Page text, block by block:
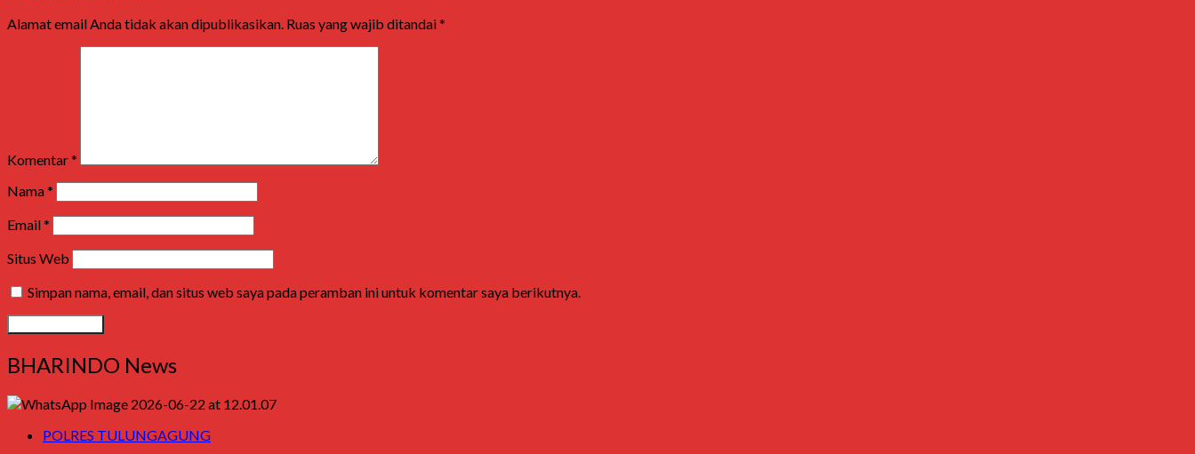
Alamat email Anda tidak akan dipublikasikan. Ruas yang wajib ditandai*
Komentar*
Nama*
Email*
Situs Web
Simpan nama, email, dan situs web saya pada peramban ini untuk komentar saya berikutnya.
BHARINDO News
POLRES TULUNGAGUNG